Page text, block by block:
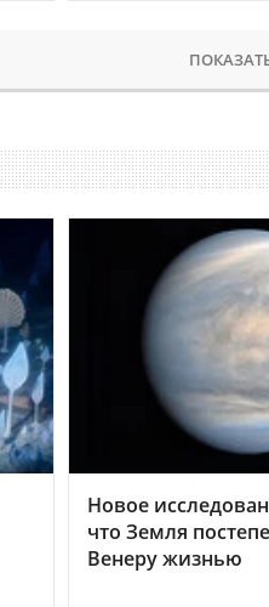
Новое
что Земля
Венеру жизнью